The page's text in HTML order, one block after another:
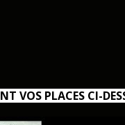
VOS PLACES CI-